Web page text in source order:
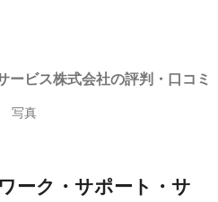
ービス株式会社の評判・口コミ
写真
ーク・サポート・サ